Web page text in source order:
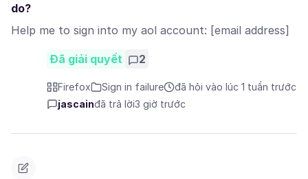
do?
Help me to sign into my aol account: [email address]
Đã giải quyết 2
Firefox Sign in failure
đã hỏi vào lúc 1 tuần trước
jascainđã trả lời3 giờ trước